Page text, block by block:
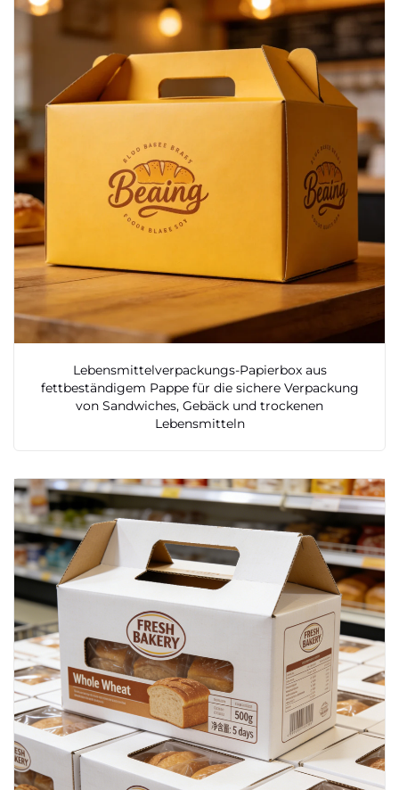
Lebensmittelverpackungs-Papierbox aus
fettbeständigem Pappe für die sichere Verpackung
von Sandwiches, Gebäck und trockenen
Lebensmitteln